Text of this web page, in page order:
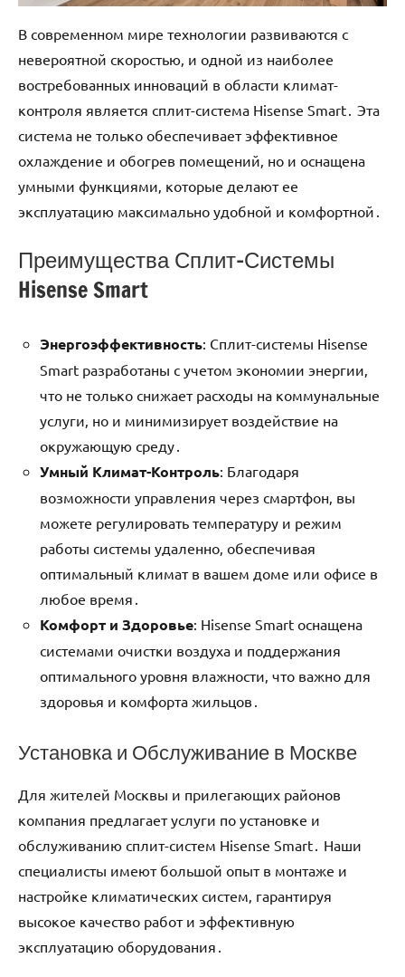
В современном мире технологии развиваются с
невероятной скоростью‚ и одной из наиболее
востребованных инноваций в области климат-
контроля является сплит-система Hisense Smart․ Эта
система не только обеспечивает эффективное
охлаждение и обогрев помещений‚ но и оснащена
умными функциями‚ которые делают ее
эксплуатацию максимально удобной и комфортной․
Преимущества Сплит-Системы
Hisense Smart
Энергоэффективность: Сплит-системы Hisense
Smart разработаны с учетом экономии энергии‚
что не только снижает расходы на коммунальные
услуги‚ но и минимизирует воздействие на
окружающую среду․
Умный Климат-Контроль: Благодаря
возможности управления через смартфон‚ вы
можете регулировать температуру и режим
работы системы удаленно‚ обеспечивая
оптимальный климат в вашем доме или офисе в
любое время․
Комфорт и Здоровье: Hisense Smart оснащена
системами очистки воздуха и поддержания
оптимального уровня влажности‚ что важно для
здоровья и комфорта жильцов․
Установка и Обслуживание в Москве
Для жителей Москвы и прилегающих районов
компания предлагает услуги по установке и
обслуживанию сплит-систем Hisense Smart․ Наши
специалисты имеют большой опыт в монтаже и
настройке климатических систем‚ гарантируя
высокое качество работ и эффективную
эксплуатацию оборудования․